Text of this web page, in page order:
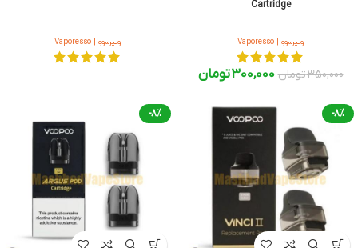
Cartridge
ویپرسوو | Vaporesso
350,000تومان 300,000تومان
ویپرسوو | Vaporesso
-8%
-8%